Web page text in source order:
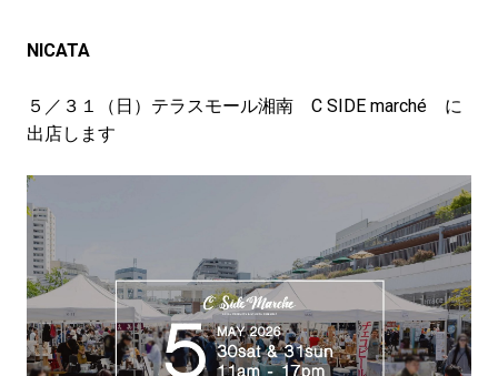
NICATA
５／３１（日）テラスモール湘南 C SIDE marché に
出店します